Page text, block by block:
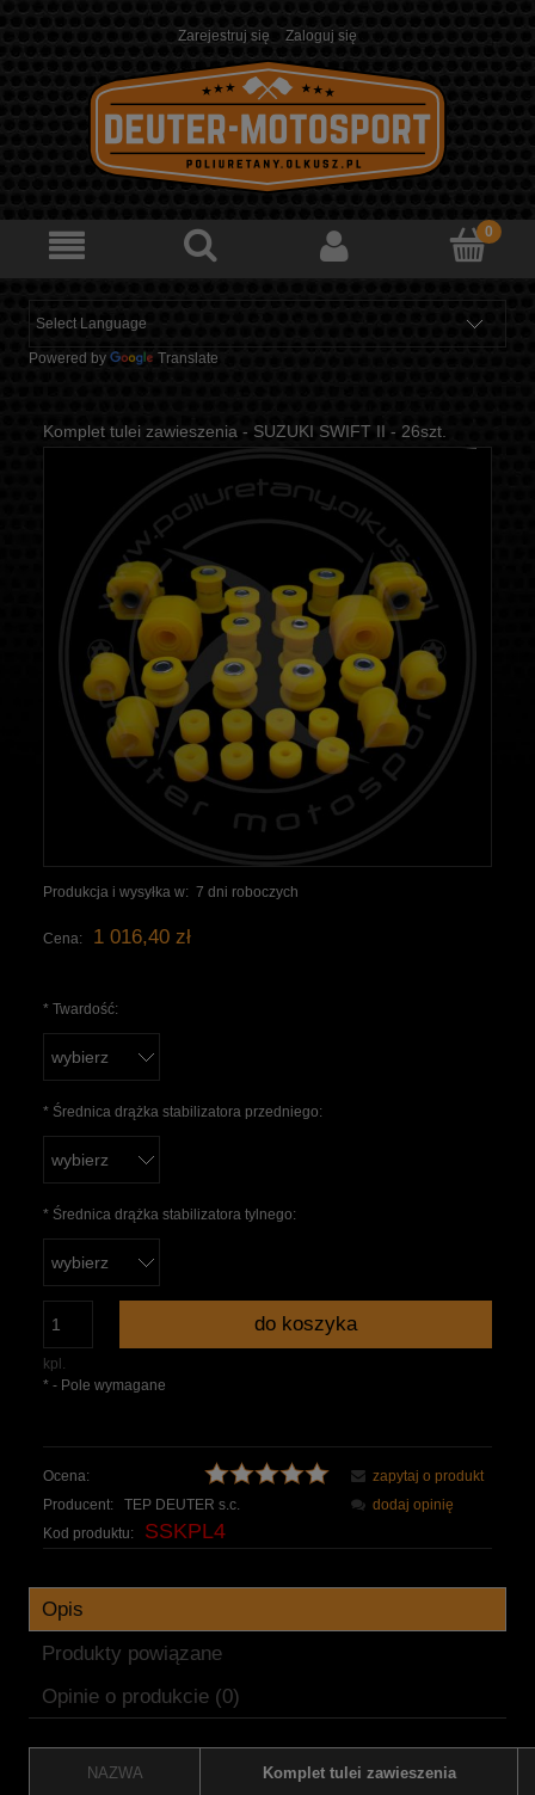
Zarejestruj się Zaloguj się
Powered by Translate
Komplet tulei zawieszenia - SUZUKI SWIFT II - 26szt.
Produkcja i wysyłka w: 7 dni roboczych
Cena: 1 016,40 zł
* Twardość:
* Średnica drążka stabilizatora przedniego:
* Średnica drążka stabilizatora tylnego:
kpl.
do koszyka
* - Pole wymagane
Ocena:
Producent:
TEP DEUTER s.c.
Kod produktu:
SSKPL4
zapytaj o produkt
dodaj opinię
Opis
Produkty powiązane
Opinie o produkcie (0)
NAZWA Komplet tulei zawieszenia